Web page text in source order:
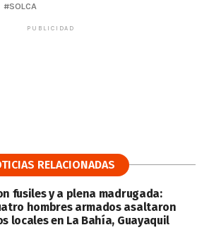
SOLCA
PUBLICIDAD
RELACIONADAS
fusiles y a plena madrugada:
hombres armados asaltaron
locales en La Bahía, Guayaquil